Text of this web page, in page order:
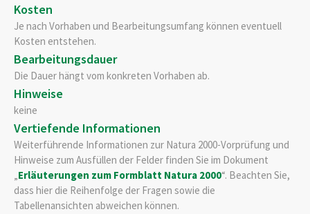
Kosten
Je nach Vorhaben und Bearbeitungsumfang können eventuell
Kosten entstehen.
Bearbeitungsdauer
Die Dauer hängt vom konkreten Vorhaben ab.
Hinweise
keine
Vertiefende Informationen
Weiterführende Informationen zur Natura 2000-Vorprüfung und
Hinweise zum Ausfüllen der Felder finden Sie im Dokument
„Erläuterungen zum Formblatt Natura 2000“. Beachten Sie,
dass hier die Reihenfolge der Fragen sowie die
Tabellenansichten abweichen können.